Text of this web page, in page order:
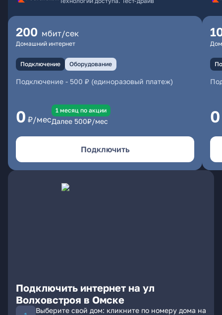
200 мбит/сек
Домашний интернет
Подключение Оборудование
Подключение - 500 ₽ (единоразовый платеж)
0 ₽/мес
1 месяц по акции
Далее 500₽/мес
Подключить
0
Подключить интернет на ул
Волховстроя в Омске
Выберите свой дом: кликните по номеру дома на